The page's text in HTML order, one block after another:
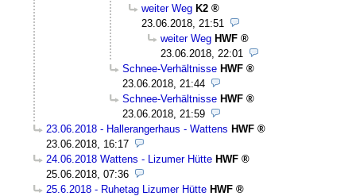
weiter Weg K2
23.06.2018, 21:51
weiter Weg HWF
23.06.2018, 22:01
Schnee-Verhältnisse HWF
23.06.2018, 21:44
Schnee-Verhältnisse HWF
23.06.2018, 21:59
23.06.2018 - Hallerangerhaus - Wattens HWF
23.06.2018, 16:17
24.06.2018 Wattens - Lizumer Hütte HWF
25.06.2018, 07:36
25.6.2018 - Ruhetag Lizumer Hütte HWF